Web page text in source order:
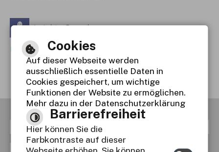
Leichte Sprache
Gebärdensprache
Barrierefreie Ansicht
RSS Inhaltsverzeichnis
Datenschutzerklärung
Cookies
Auf dieser Webseite werden
ausschließlich essentielle Daten in
Cookies gespeichert, um wichtige
Funktionen der Website zu ermöglichen.
Mehr dazu in der Datenschutzerklärung
Barrierefreiheit
Hier können Sie die
Farbkontraste auf dieser